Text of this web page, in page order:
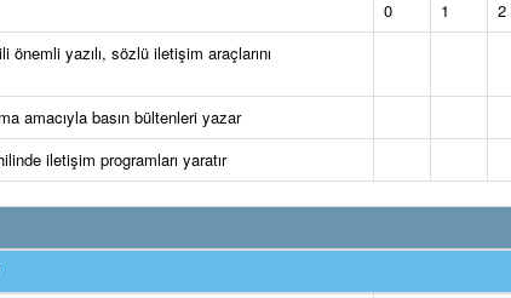
0
1 2
yazılı, sözlü iletişim araçlarını
amacıyla basın bültenleri yazar
iletişim programları yaratır